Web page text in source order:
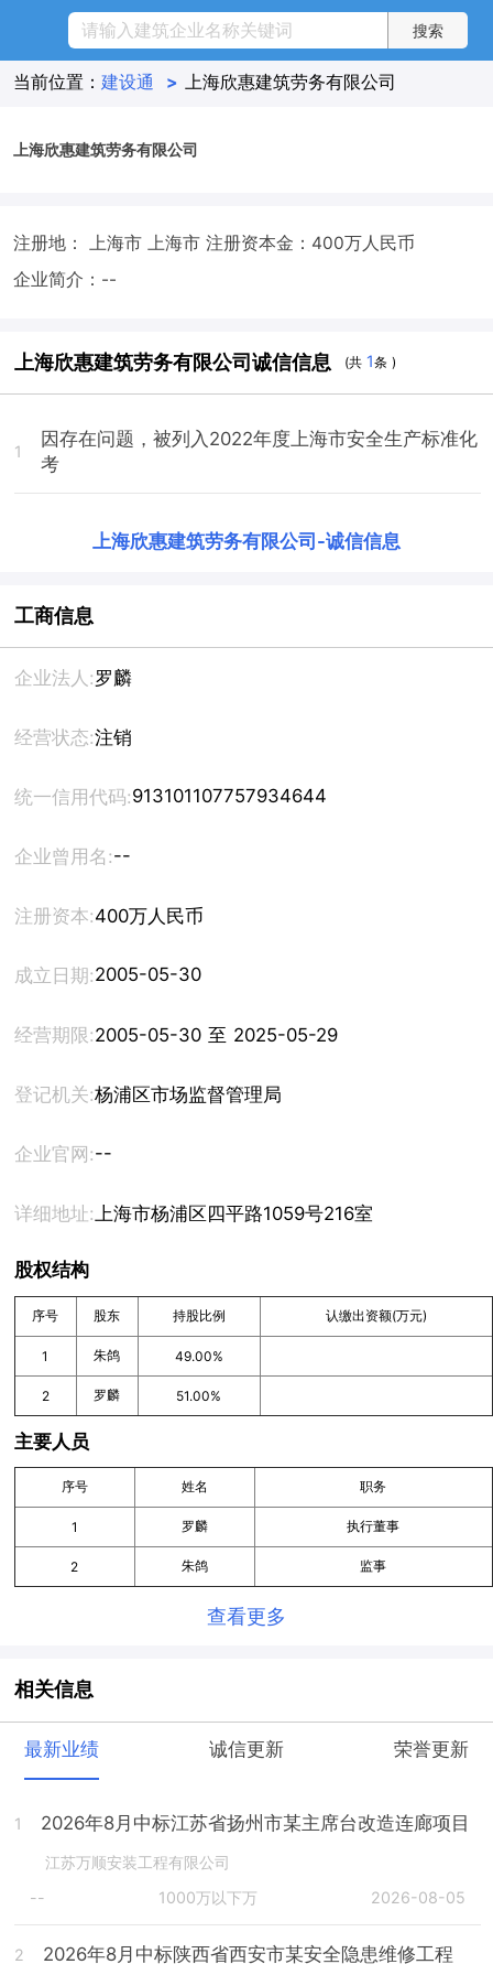
当前位置： 建设通 > 上海欣惠建筑劳务有限公司
上海欣惠建筑劳务有限公司
注册地： 上海市 上海市 注册资本金：400万人民币
企业简介：--
上海欣惠建筑劳务有限公司诚信信息 (共 1条 )
1
因存在问题，被列入2022年度上海市安全生产标准化
考
上海欣惠建筑劳务有限公司 -诚信信息
工商信息
企业法人:罗麟
经营状态:注销
统一信用代码:913101107757934644
企业曾用名:--
注册资本:400万人民币
成立日期:2005-05-30
经营期限: 2005-05-30 至 2025-05-29
登记机关:杨浦区市场监督管理局
企业官网:--
详细地址:上海市杨浦区四平路1059号216室
股权结构
序号 股东 持股比例 认缴出资额(万元)
1 朱鸽 49.00%
2 罗麟 51.00%
主要人员
序号 姓名 职务
1 罗麟 执行董事
2 朱鸽 监事
查看更多
相关信息
最新业绩 诚信更新 荣誉更新
1 2026年8月中标江苏省扬州市某主席台改造连廊项目
江苏万顺安装工程有限公司
--
1000万以下万 2026-08-05
2 2026年8月中标陕西省西安市某安全隐患维修工程